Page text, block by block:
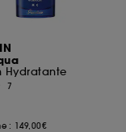
Hydratante
7
: 149,00€